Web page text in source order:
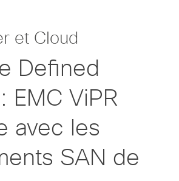
et Cloud
Defined
EMC ViPR
avec les
SAN de